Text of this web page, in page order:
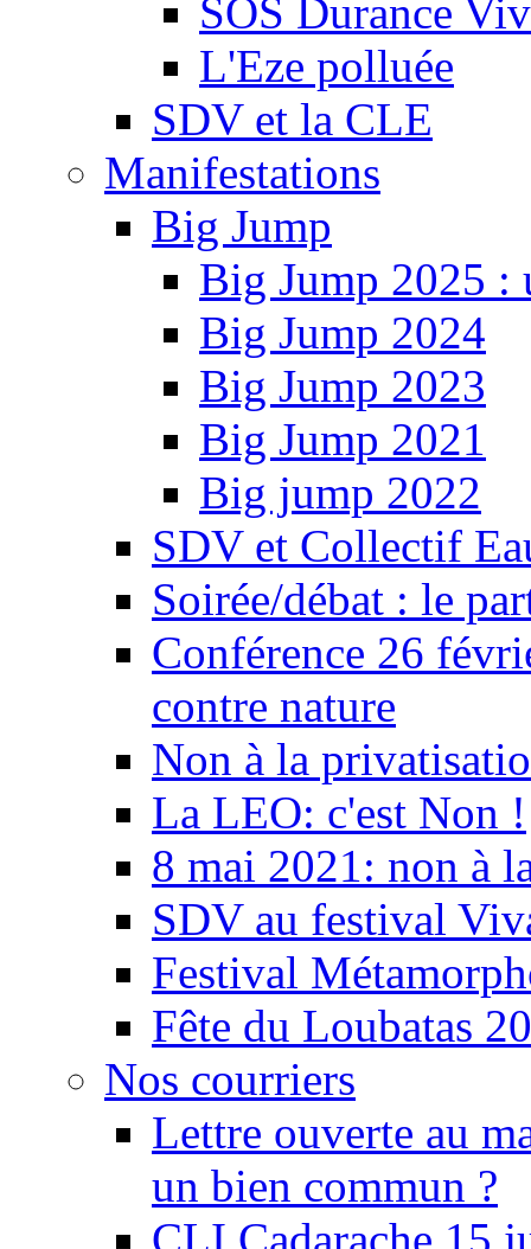
SOS Durance
L'Eze polluée
SDV et la CLE
Manifestations
Big Jump
Big Jump 2025 :
Big Jump 2024
Big Jump 2023
Big Jump 2021
Big jump 2022
SDV et Collectif
Soirée/débat : le
Conférence 26
contre nature
Non à la
La LEO: c'est Non !
8 mai 2021: non à
SDV au festival
Festival
Fête du Loubatas
Nos courriers
Lettre ouverte au
un bien commun ?